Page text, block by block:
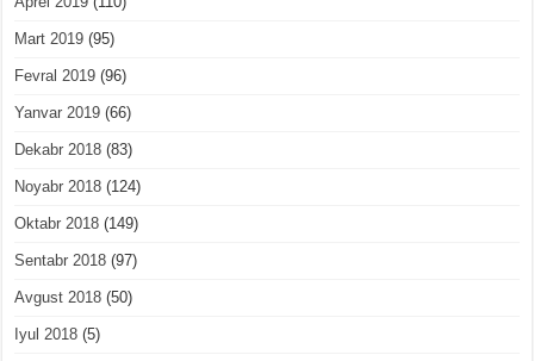
Mart 2019 (95)
Fevral 2019 (96)
Yanvar 2019 (66)
Dekabr 2018 (83)
Noyabr 2018 (124)
Oktabr 2018 (149)
Sentabr 2018 (97)
Avgust 2018 (50)
Iyul 2018 (5)